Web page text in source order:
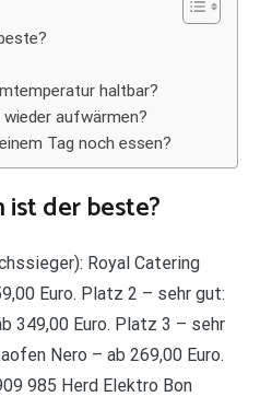
haltbar?
aufwärmen?
Tag noch essen?
der beste?
Royal Catering
Euro. Platz 2 – sehr gut:
349,00 Euro. Platz 3 – sehr
Nero – ab 269,00 Euro.
985 Herd Elektro Bon